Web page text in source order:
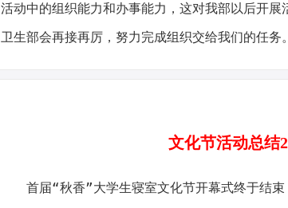
活动中的组织能力和办事能力，这对我部以后开展
卫生部会再接再厉，努力完成组织交给我们的任务。
文化节活动总结2
首届“秋香”大学生寝室文化节开幕式终于结